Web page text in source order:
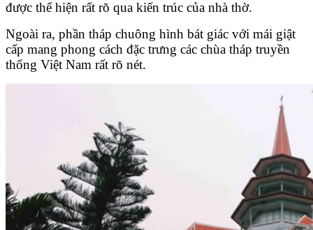
được thể hiện rất rõ qua kiến trúc của nhà thờ.
Ngoài ra, phần tháp chuông hình bát giác với mái giật
cấp mang phong cách đặc trưng các chùa tháp truyền
thống Việt Nam rất rõ nét.